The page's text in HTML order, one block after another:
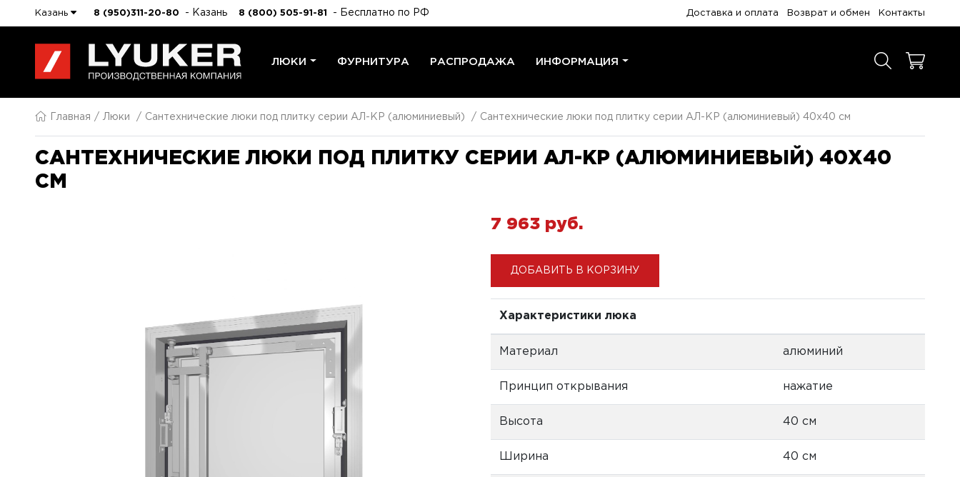
Казань 8 (950)311-20-80 - Казань 8 (800) 505-91-81 - Бесплатно по РФ Доставка и оплата Возврат и обмен Контакты
ЛЮКИ ФУРНИТУРА РАСПРОДАЖА ИНФОРМАЦИЯ
Главная Люки Сантехнические люки под плитку серии АЛ-КР (алюминиевый) Сантехнические люки под плитку серии АЛ-КР (алюминиевый) 40x40 см
САНТЕХНИЧЕСКИЕ ЛЮКИ ПОД ПЛИТКУ СЕРИИ АЛ-КР (АЛЮМИНИЕВЫЙ) 40X40
СМ
7 963 pуб.
ДОБАВИТЬ В КОРЗИНУ
Характеристики люка
Материал алюминий
Принцип открывания нажатие
Высота 40 см
Ширина 40 см